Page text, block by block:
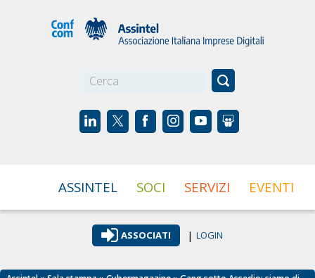
ASSINTEL SOCI SERVIZI EVENTI
ASSOCIATI | LOGIN